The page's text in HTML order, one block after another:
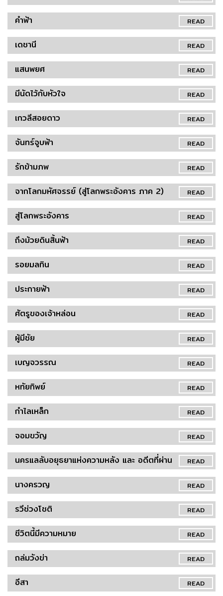
READ
คำฟ้า
READ
เดชานี
READ
แสนพยศ
READ
มีนัดไว้กับหัวใจ
READ
เกวลีสอยดาว
READ
จันทร์จูบฟ้า
READ
รักข้ามภพ
READ
จากโลกมหัศจรรย์ (สู่โลกพระอังคาร ภาค 2)
READ
สู่โลกพระอังคาร
READ
ถึงม้วยดินสิ้นฟ้า
READ
รอยมลทิน
READ
ประกายฟ้า
READ
ศัตรูของเจ้าหล่อน
READ
ผู้มีชัย
READ
เบญจวรรณ
READ
หทัยทิพย์
READ
กำไลเหล็ก
READ
จอมขวัญ
READ
นครแลลับอยุธยาแห่งความหลัง และ อดีตที่ผ่าน
READ
นางครวญ
READ
รวีช่วงโชติ
READ
ชีวิตนี้มีความหมาย
READ
ถล่มวังข่า
READ
อีสา